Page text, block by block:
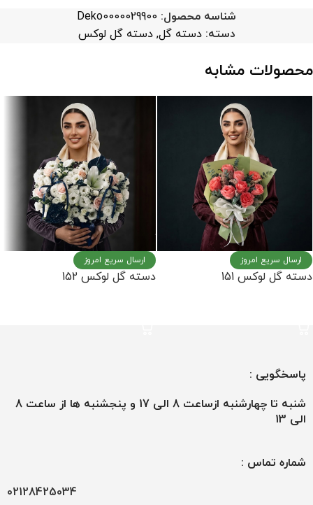
شناسه محصول: Deko0000029900
دسته: دسته گل, دسته گل لوکس
محصولات مشابه
ارسال سریع امروز
دسته گل لوکس 151
ارسال سریع امروز
دسته گل لوکس 152
پاسخگویی :
شنبه تا چهارشنبه ازساعت 8 الی 17 و پنجشنبه ها از ساعت 8
الی 13
شماره تماس :
02128425034